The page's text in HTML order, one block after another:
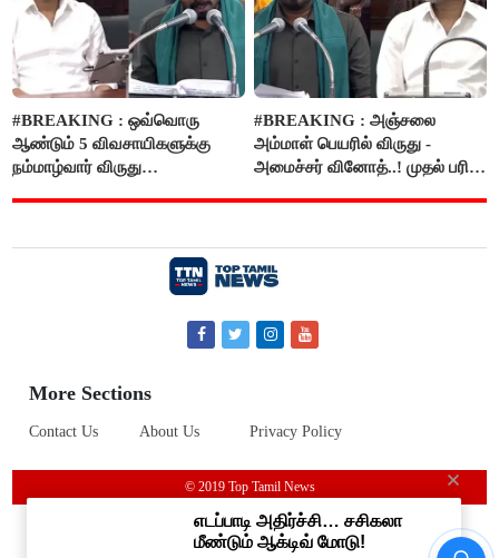
#BREAKING : ஒவ்வொரு
ஆண்டும் 5 விவசாயிகளுக்கு
நம்மாழ்வார் விருது
#BREAKING : அஞ்சலை
அம்மாள் பெயரில் விருது -
அமைச்சர் வினோத்..! முதல் பரிசு
More Sections
Contact Us About Us Privacy Policy
© 2019 Top Tamil News